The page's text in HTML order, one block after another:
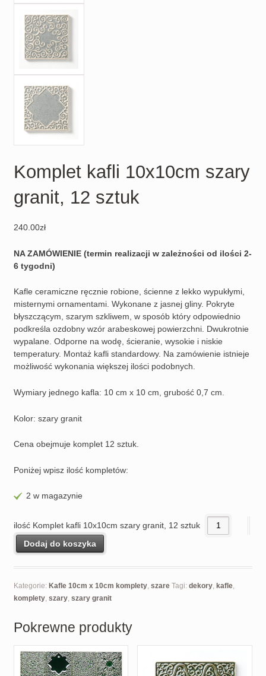
Komplet kafli 10x10cm szary
granit, 12 sztuk
240.00zł
NA ZAMÓWIENIE (termin realizacji w zależności od ilości 2-
6 tygodni)
Kafle ceramiczne ręcznie robione, ścienne z lekko wypukłymi,
misternymi ornamentami. Wykonane z jasnej gliny. Pokryte
błyszczącym, szarym szkliwem, w sposób który odpowiednio
podkreśla ozdobny wzór arabeskowej powierzchni. Dwukrotnie
wypalane. Odporne na wodę, ścieranie, wysokie i niskie
temperatury. Montaż kafli standardowy. Na zamówienie istnieje
możliwość wykonania większej ilości podobnych.
Wymiary jednego kafla: 10 cm x 10 cm, grubość 0,7 cm.
Kolor: szary granit
Cena obejmuje komplet 12 sztuk.
Poniżej wpisz ilość kompletów:
2 w magazynie
ilość Komplet kafli 10x10cm szary granit, 12 sztuk
Dodaj do koszyka
Kategorie: Kafle 10cm x 10cm komplety, szare Tagi: dekory, kafle,
komplety, szary, szary granit
Pokrewne produkty